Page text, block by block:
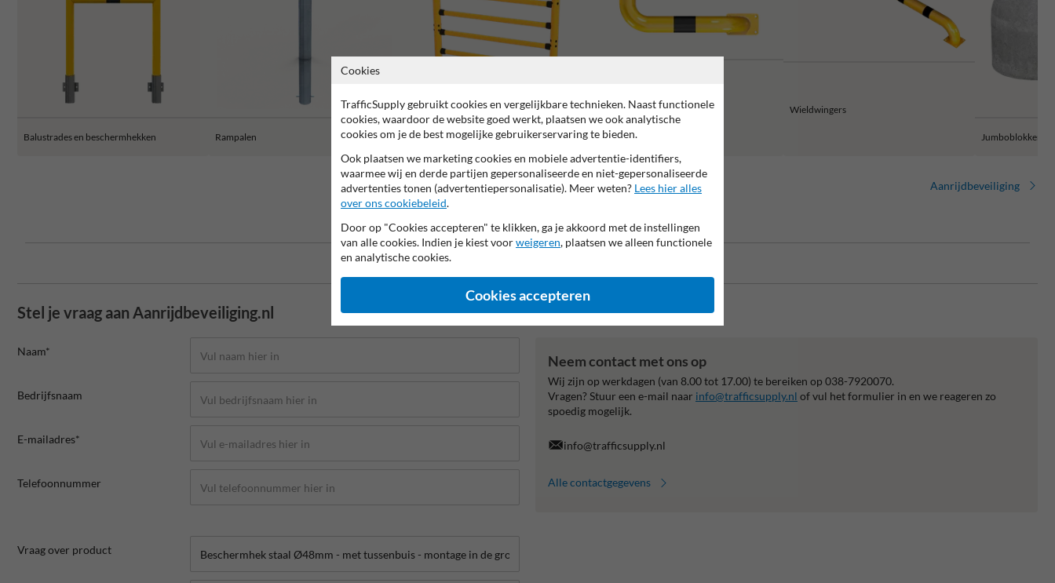
Balustrades en beschermhekken Rampalen Stelling en kolombescherming
Beschermbeugels Wieldwingers
Jumboblokken
Aanrijdbeveiliging
2 jaar fabrieksgarantie CE keurmerk TUV Geprüft
Stel je vraag aan Aanrijdbeveiliging.nl
Naam*
Bedrijfsnaam
E-mailadres*
Telefoonnummer
Vraag over product
Neem contact met ons op
Wij zijn op werkdagen (van 8.00 tot 17.00) te bereiken op 038-7920070.
Vragen? Stuur een e-mail naar info@trafficsupply.nl of vul het formulier in en we reageren zo
spoedig mogelijk.
info@trafficsupply.nl
Alle contactgegevens
Cookies
TrafficSupply gebruikt cookies en vergelijkbare technieken. Naast functionele
cookies, waardoor de website goed werkt, plaatsen we ook analytische
cookies om je de best mogelijke gebruikerservaring te bieden.
Ook plaatsen we marketing cookies en mobiele advertentie-identifiers,
waarmee wij en derde partijen gepersonaliseerde en niet-gepersonaliseerde
advertenties tonen (advertentiepersonalisatie). Meer weten? Lees hier alles
over ons cookiebeleid.
Door op "Cookies accepteren" te klikken, ga je akkoord met de instellingen
van alle cookies. Indien je kiest voorweigeren, plaatsen we alleen functionele
en analytische cookies.
Cookies accepteren